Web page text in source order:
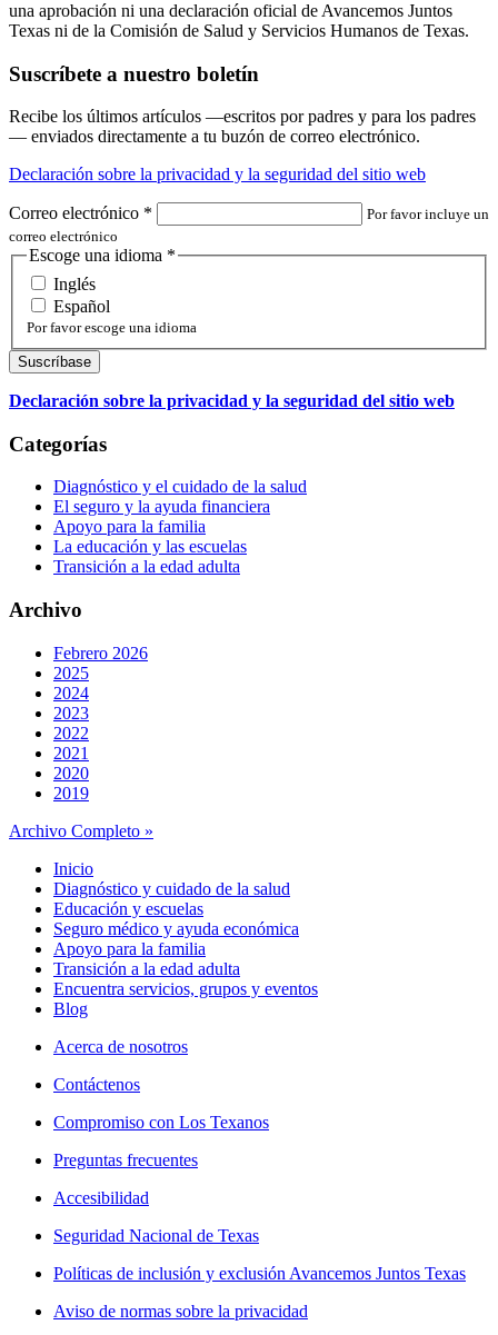
una aprobación ni una declaración oficial de Avancemos Juntos
Texas ni de la Comisión de Salud y Servicios Humanos de Texas.
Suscríbete a nuestro boletín
Recibe los últimos artículos —escritos por padres y para los padres
— enviados directamente a tu buzón de correo electrónico.
Declaración sobre la privacidad y la seguridad del sitio web
Correo electrónico *
Por favor incluye un
correo electrónico
Escoge una idioma *
Inglés
Español
Por favor escoge una idioma
Declaración sobre la privacidad y la seguridad del sitio web
Categorías
Diagnóstico y el cuidado de la salud
El seguro y la ayuda financiera
Apoyo para la familia
La educación y las escuelas
Transición a la edad adulta
Archivo
Febrero 2026
2025
2024
2023
2022
2021
2020
2019
Archivo Completo »
Inicio
Diagnóstico y cuidado de la salud
Educación y escuelas
Seguro médico y ayuda económica
Apoyo para la familia
Transición a la edad adulta
Encuentra servicios, grupos y eventos
Blog
Acerca de nosotros
Contáctenos
Compromiso con Los Texanos
Preguntas frecuentes
Accesibilidad
Seguridad Nacional de Texas
Políticas de inclusión y exclusión Avancemos Juntos Texas
Aviso de normas sobre la privacidad